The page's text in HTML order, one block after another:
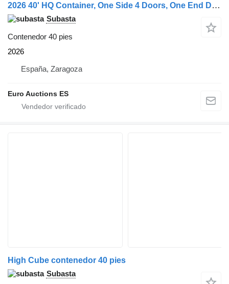
2026 40' HQ Container, One Side 4 Doors, One End Door, Lock Box
Subasta
Contenedor 40 pies
2026
España, Zaragoza
Euro Auctions ES
High Cube contenedor 40 pies
Subasta